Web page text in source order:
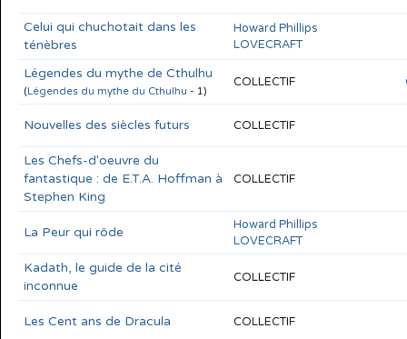
Celui qui chuchotait dans les
ténèbres
Howard Phillips
LOVECRAFT
Légendes du mythe de Cthulhu
(Légendes du mythe du Cthulhu - 1)
COLLECTIF
Nouvelles des siècles futurs COLLECTIF
Les Chefs-d'oeuvre du
fantastique : de E.T.A. Hoffman à
Stephen King
COLLECTIF
La Peur qui rôde
Howard Phillips
LOVECRAFT
Kadath, le guide de la cité
inconnue
COLLECTIF
Les Cent ans de Dracula COLLECTIF